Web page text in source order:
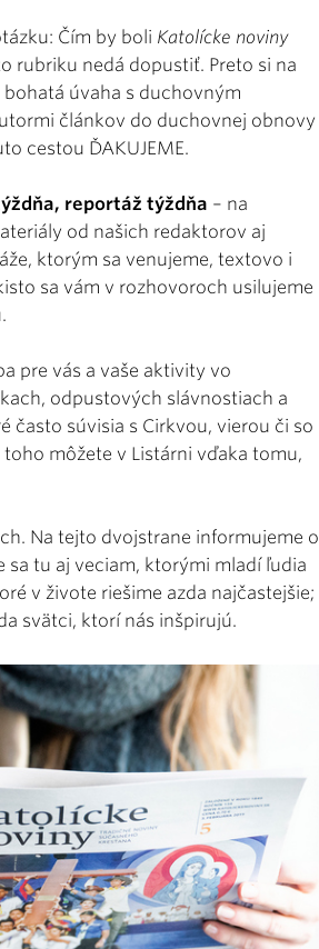
Čím by boli Katolícke noviny
rubriku nedá dopustiť. Preto si na
úvaha s duchovným
článkov do duchovnej obnovy
cestou ĎAKUJEME.
reportáž týždňa – na
od našich redaktorov aj
ktorým sa venujeme, textovo i
sa vám v rozhovoroch usilujeme
pre vás a vaše aktivity vo
odpustových slávnostiach a
často súvisia s Cirkvou, vierou či so
môžete v Listárni vďaka tomu,
Na tejto dvojstrane informujeme o
tu aj veciam, ktorými mladí ľudia
v živote riešime azda najčastejšie;
svätci, ktorí nás inšpirujú.